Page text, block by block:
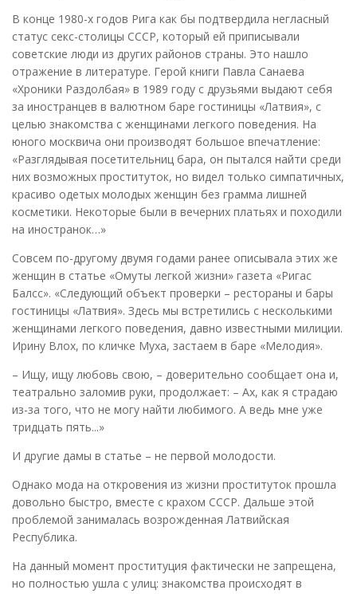
В конце 1980-х годов Рига как бы подтвердила негласный
статус секс-столицы СССР, который ей приписывали
советские люди из других районов страны. Это нашло
отражение в литературе. Герой книги Павла Санаева
«Хроники Раздолбая» в 1989 году с друзьями выдают себя
за иностранцев в валютном баре гостиницы «Латвия», с
целью знакомства с женщинами легкого поведения. На
юного москвича они производят большое впечатление:
«Разглядывая посетительниц бара, он пытался найти среди
них возможных проституток, но видел только симпатичных,
красиво одетых молодых женщин без грамма лишней
косметики. Некоторые были в вечерних платьях и походили
на иностранок…»
Совсем по-другому двумя годами ранее описывала этих же
женщин в статье «Омуты легкой жизни» газета «Ригас
Балсс». «Следующий объект проверки – рестораны и бары
гостиницы «Латвия». Здесь мы встретились с несколькими
женщинами легкого поведения, давно известными милиции.
Ирину Влох, по кличке Муха, застаем в баре «Мелодия».
– Ищу, ищу любовь свою, – доверительно сообщает она и,
театрально заломив руки, продолжает: – Ах, как я страдаю
из-за того, что не могу найти любимого. А ведь мне уже
тридцать пять...»
И другие дамы в статье – не первой молодости.
Однако мода на откровения из жизни проституток прошла
довольно быстро, вместе с крахом СССР. Дальше этой
проблемой занималась возрожденная Латвийская
Республика.
На данный момент проституция фактически не запрещена,
но полностью ушла с улиц: знакомства происходят в